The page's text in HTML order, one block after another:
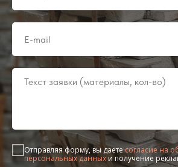
Отправляя форму, вы даетесогласие на
персональных данныхи получение